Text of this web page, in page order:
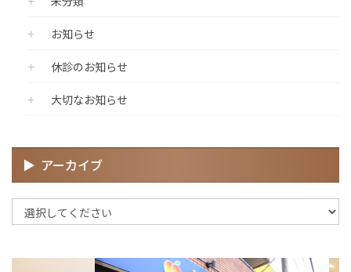
お知らせ
休診のお知らせ
大切なお知らせ
アーカイブ